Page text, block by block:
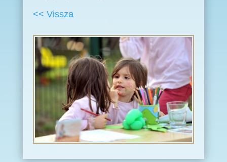
<< Vissza